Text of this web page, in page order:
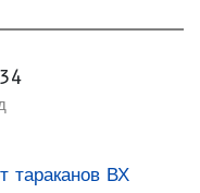
тараканов ВХ